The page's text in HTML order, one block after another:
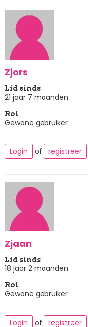
Zjors
Lid sinds
21 jaar 7 maanden
Rol
Gewone gebruiker
Login of registreer
Zjaan
Lid sinds
18 jaar 2 maanden
Rol
Gewone gebruiker
Login of registreer